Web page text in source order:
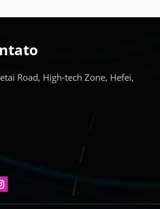
Road, High-tech Zone, Hefei,